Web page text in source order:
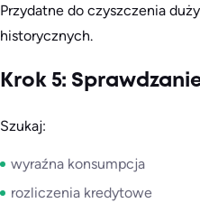
Przydatne do czyszczenia
historycznych.
Krok 5:
Szukaj:
wyraźna konsumpcja
rozliczenia kredytowe